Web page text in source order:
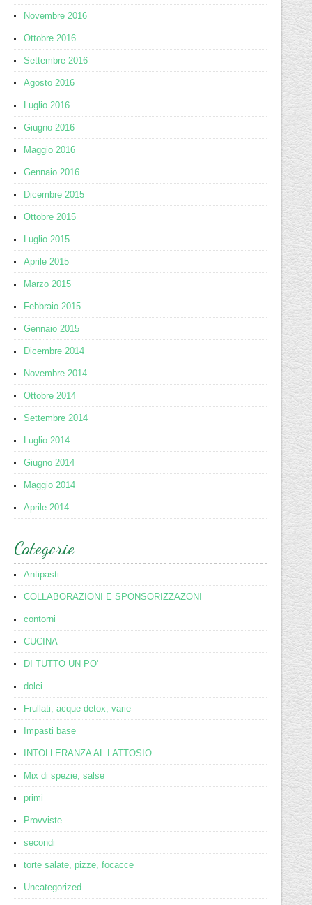
Novembre 2016
Ottobre 2016
Settembre 2016
Agosto 2016
Luglio 2016
Giugno 2016
Maggio 2016
Gennaio 2016
Dicembre 2015
Ottobre 2015
Luglio 2015
Aprile 2015
Marzo 2015
Febbraio 2015
Gennaio 2015
Dicembre 2014
Novembre 2014
Ottobre 2014
Settembre 2014
Luglio 2014
Giugno 2014
Maggio 2014
Aprile 2014
Categorie
Antipasti
COLLABORAZIONI E SPONSORIZZAZONI
contorni
CUCINA
DI TUTTO UN PO'
dolci
Frullati, acque detox, varie
Impasti base
INTOLLERANZA AL LATTOSIO
Mix di spezie, salse
primi
Provviste
secondi
torte salate, pizze, focacce
Uncategorized